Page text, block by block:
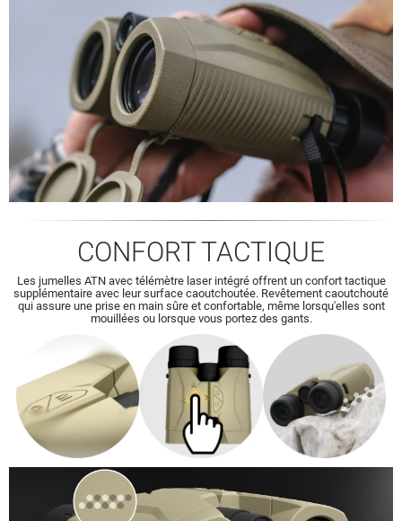
CONFORT TACTIQUE
Les jumelles ATN avec télémètre laser intégré offrent un confort tactique
supplémentaire avec leur surface caoutchoutée. Revêtement caoutchouté
qui assure une prise en main sûre et confortable, même lorsqu'elles sont
mouillées ou lorsque vous portez des gants.